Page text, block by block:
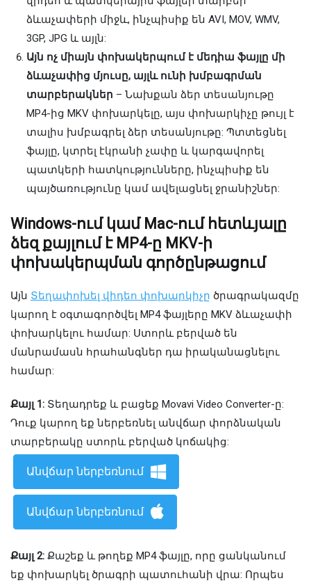
ձևաչափերի միջև, ինչպիսիք են AVI, MOV, WMV,
3GP, JPG և այլն:
Այն ոչ միայն փոխակերպում է մեդիա ֆայլը մի
ձևաչափից մյուսը, այլև ունի խմբագրման
տարբերակներ – Նախքան ձեր տեսանյութը
MP4-ից MKV փոխարկելը, այս փոխարկիչը թույլ է
տալիս խմբագրել ձեր տեսանյութը: Պտտեցնել
ֆայլը, կտրել էկրանի չափը և կարգավորել
պատկերի հատկությունները, ինչպիսիք են
պայծառությունը կամ ավելացնել ջրանիշներ:
Windows-ում կամ Mac-ում հետևյալը
ձեզ քայլում է MP4-ը MKV-ի
փոխակերպման գործընթացում
Այն Տեղափոխել վիդեո փոխարկիչը ծրագրակազմը
կարող է օգտագործվել MP4 ֆայլերը MKV ձևաչափի
փոխարկելու համար: Ստորև բերված են
մանրամասն հրահանգներ դա իրականացնելու
համար:
Քայլ 1: Տեղադրեք և բացեք Movavi Video Converter-ը:
Դուք կարող եք ներբեռնել անվճար փորձնական
տարբերակը ստորև բերված կոճակից:
Անվճար ներբեռնում
Անվճար ներբեռնում
Քայլ 2: Քաշեք և թողեք MP4 ֆայլը, որը ցանկանում
եք փոխարկել ծրագրի պատուհանի վրա: Որպես